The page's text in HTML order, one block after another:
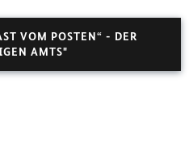
VOM POSTEN“ - DER
AMTS"